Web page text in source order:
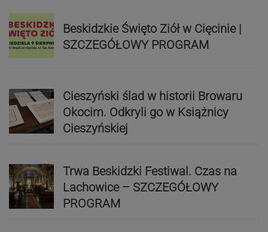
Beskidzkie Święto Ziół w Cięcinie |
SZCZEGÓŁOWY PROGRAM
Cieszyński ślad w historii Browaru
Okocim. Odkryli go w Książnicy
Cieszyńskiej
Trwa Beskidzki Festiwal. Czas na
Lachowice – SZCZEGÓŁOWY
PROGRAM